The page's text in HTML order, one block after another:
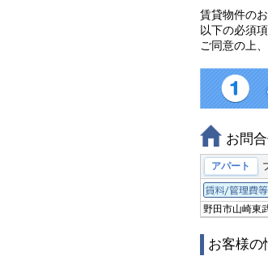
賃貸物件の
以下の必須
ご同意の上
お問
アパート
野田市山崎東
お客様の